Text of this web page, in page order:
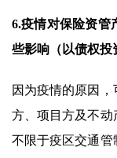
6.疫情对保险资管
些影响（以债权投
因为疫情的原因
方、项目方及不动
不限于疫区交通